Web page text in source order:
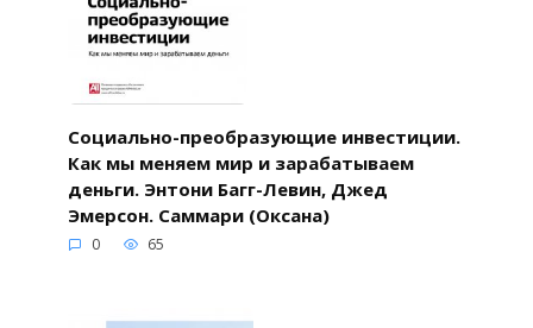
Социально-преобразующие инвестиции.
Как мы меняем мир и зарабатываем
деньги. Энтони Багг-Левин, Джед
Эмерсон. Саммари (Оксана)
0 65